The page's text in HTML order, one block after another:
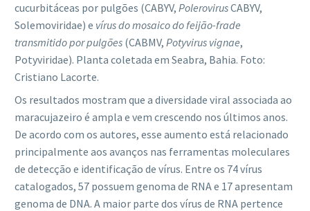
cucurbitáceas por pulgões (CABYV, PolerovirusCABYV,
Solemoviridae) e vírus do mosaico do feijão-frade
transmitido por pulgões (CABMV, Potyvirus vignae,
Potyviridae). Planta coletada em Seabra, Bahia. Foto:
Cristiano Lacorte.
Os resultados mostram que a diversidade viral associada ao
maracujazeiro é ampla e vem crescendo nos últimos anos.
De acordo com os autores, esse aumento está relacionado
principalmente aos avanços nas ferramentas moleculares
de detecção e identificação de vírus. Entre os 74 vírus
catalogados, 57 possuem genoma de RNA e 17 apresentam
genoma de DNA. A maior parte dos vírus de RNA pertence